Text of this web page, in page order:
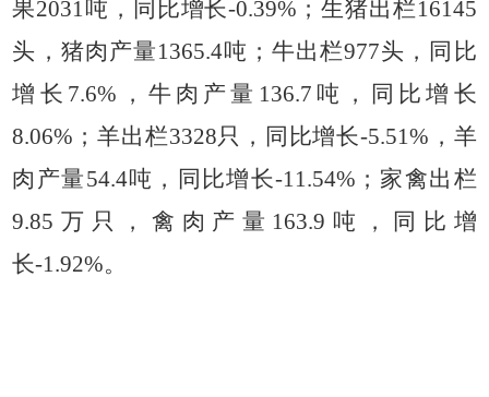
果2031吨，同比增长-0.39%；生猪出栏16145
头，猪肉产量1365.4吨；牛出栏977头，同比
增长7.6%，牛肉产量136.7吨，同比增长
8.06%；羊出栏3328只，同比增长-5.51%，羊
肉产量54.4吨，同比增长-11.54%；家禽出栏
9.85万只，禽肉产量163.9吨，同比增
长-1.92%。